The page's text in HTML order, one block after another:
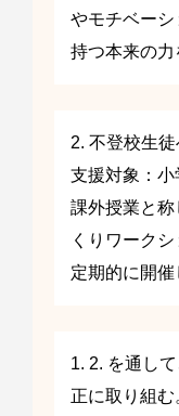
やモチベー
持つ本来の力
2. 不登校生
支援対象：
課外授業と
くりワーク
定期的に開催
1. 2. を通し
正に取り組む